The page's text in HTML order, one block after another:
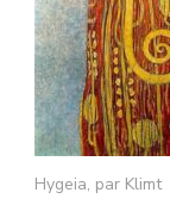
Hygeia, par Klimt